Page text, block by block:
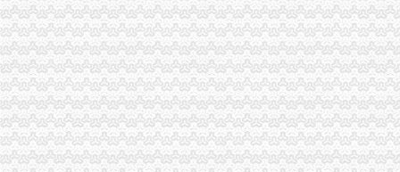
永川区出台实施品牌战略措施
垫江局重庆分公司注销采取一次告知措施提高年检效率
高新区局围绕“三项重点工作、两项突破工作”代办注销分公司谋划2007年工作
巴南局“三个加”代办注销分公司大力实施消费安全放心工程
市重庆注销分公司局高印平副巡视员到渝北局检查指导工作
江北局三项措施达全市重庆注销分公司工商工作会议精
巴南局着力造“三部”重庆注销分公司化办公室工作
国家工商总局市重庆注销税务场司领导到观音桥农贸市场视察工作
市代办注销分公司委副书记邢元敏亲切接见市工商局团总支等全国五四红旗团